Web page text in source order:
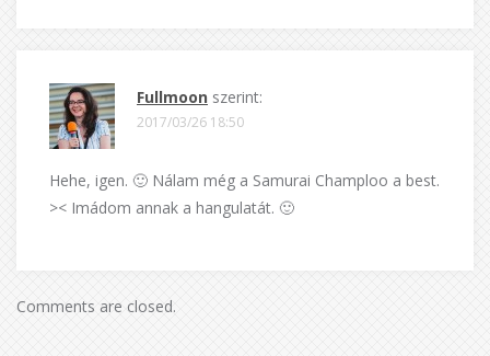
Fullmoon szerint:
2017/03/26 18:50
Hehe, igen. 🙂 Nálam még a Samurai Champloo a best.
>< Imádom annak a hangulatát. 🙂
Comments are closed.